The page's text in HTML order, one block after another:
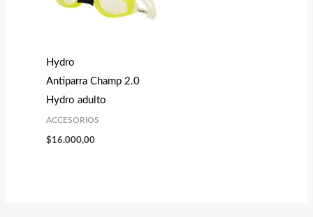
Hydro
Antiparra Champ 2.0
Hydro adulto
ACCESORIOS
$16.000,00